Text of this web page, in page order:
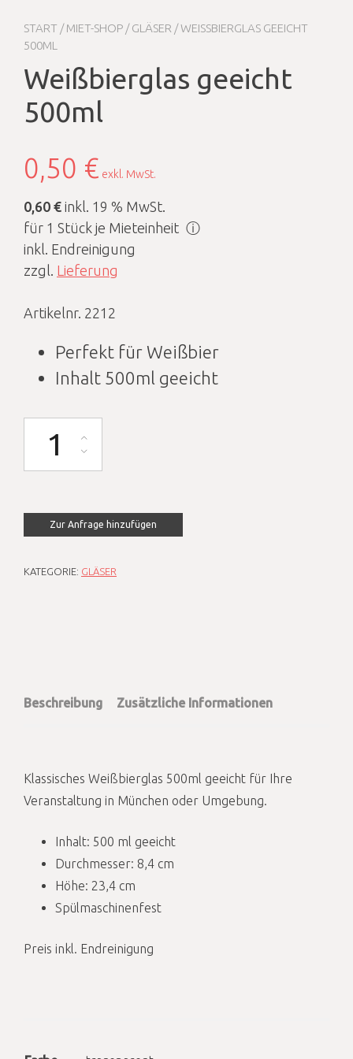
START /MIET-SHOP /GLÄSER / WEISSBIERGLAS GEEICHT 5
00ML
Weißbierglas geeicht
500ml
0,50 € exkl. MwSt.
0,60 € inkl. 19 % MwSt.
für 1 Stück je Mieteinheit ⓘ
inkl. Endreinigung
zzgl. Lieferung
Artikelnr. 2212
Perfekt für Weißbier
Inhalt 500ml geeicht
Zur Anfrage hinzufügen
KATEGORIE: GLÄSER
Beschreibung Zusätzliche Informationen
Klassisches Weißbierglas 500ml geeicht für Ihre
Veranstaltung in München oder Umgebung.
Inhalt: 500 ml geeicht
Durchmesser: 8,4 cm
Höhe: 23,4 cm
Spülmaschinenfest
Preis inkl. Endreinigung